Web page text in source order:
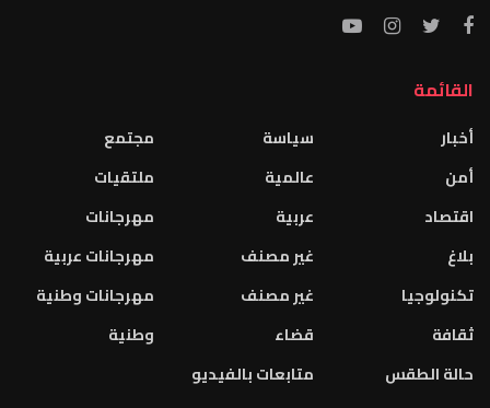
القائمة
أخبار
أمن
اقتصاد
بلاغ
تكنولوجيا
ثقافة
حالة الطقس
سياسة
عالمية
عربية
غير مصنف
غير مصنف
قضاء
متابعات بالفيديو
مجتمع
ملتقيات
مهرجانات
مهرجانات عربية
مهرجانات وطنية
وطنية